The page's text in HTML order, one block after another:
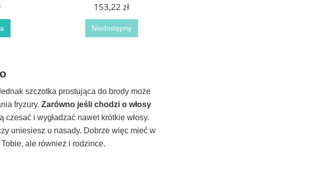
153,22 zł
Niedostępny
szczotka prostująca do brody może
fryzury. Zarówno jeśli chodzi o włosy
i wygładzać nawet krótkie włosy.
uniesiesz u nasady. Dobrze więc mieć w
ale również i rodzince.